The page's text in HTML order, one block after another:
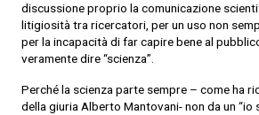
discussione proprio la comunicazione
litigiosità tra ricercatori, per un uso non
per la incapacità di far capire bene al
veramente dire “scienza”.
Perché la scienza parte sempre – come ha
della giuria Alberto Mantovani- non da un “io